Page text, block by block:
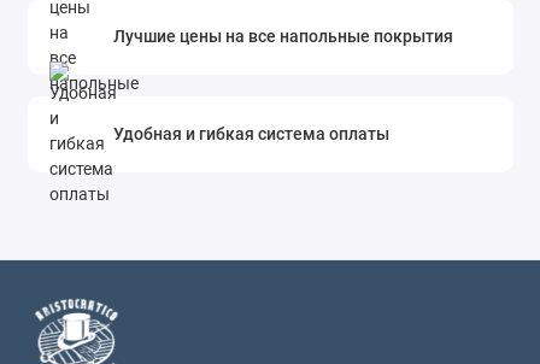
Лучшие цены на все напольные покрытия
Удобная и гибкая система оплаты